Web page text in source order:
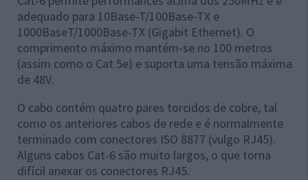
adequado para 10Base-T/100Base-TX e
1000BaseT/1000Base-TX (Gigabit Ethernet). O
comprimento máximo mantém-se no 100 metros
(assim como o Cat 5e) e suporta uma tensão máxima
de 48V.
O cabo contém quatro pares torcidos de cobre, tal
como os anteriores cabos de rede e é normalmente
terminado com conectores ISO 8877 (vulgo RJ45).
Alguns cabos Cat-6 são muito largos, o que torna
difícil anexar os conectores RJ45.